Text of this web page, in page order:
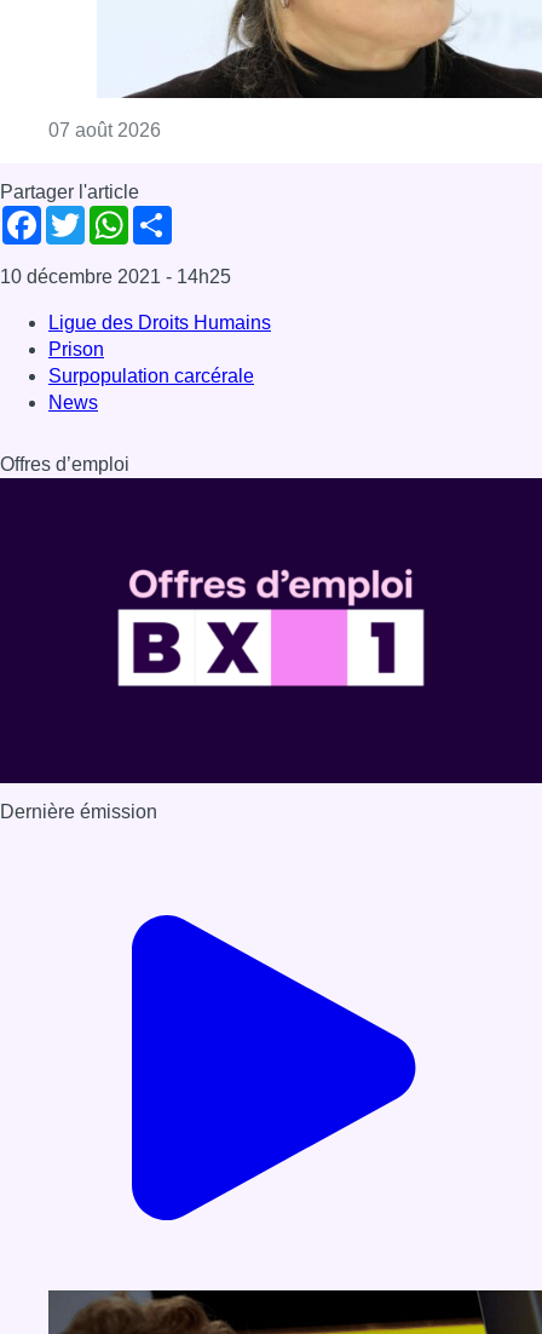
07 août 2026
Partager l'article
Facebook
TwitterWhatsApp
10 décembre 2021 - 14h25
Ligue des Droits Humains
Prison
Surpopulation carcérale
News
Offres d’emploi
Dernière émission